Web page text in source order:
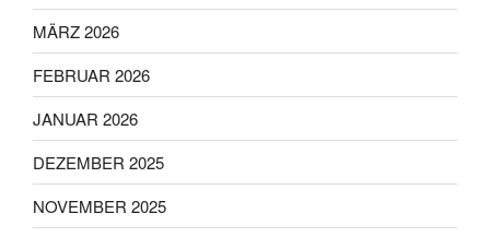
MÄRZ 2026
FEBRUAR 2026
JANUAR 2026
DEZEMBER 2025
NOVEMBER 2025